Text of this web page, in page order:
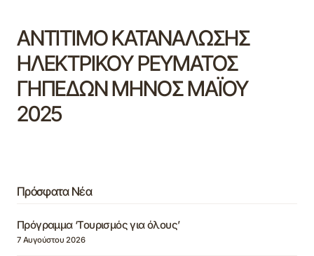
ΑΝΤΙΤΙΜΟ ΚΑΤΑΝΑΛΩΣΗΣ
ΗΛΕΚΤΡΙΚΟΥ ΡΕΥΜΑΤΟΣ
ΓΗΠΕΔΩΝ ΜΗΝΟΣ ΜΑΪΟΥ
2025
Πρόσφατα Νέα
Πρόγραμμα ‘Τουρισμός για όλους’
7 Αυγούστου 2026